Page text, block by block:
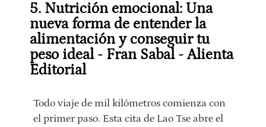
5. Nutrición emocional: Una
nueva forma de entender la
alimentación y conseguir tu
peso ideal - Fran Sabal - Alienta
Editorial
Todo viaje de mil kilómetros comienza con
el primer paso. Esta cita de Lao Tse abre el